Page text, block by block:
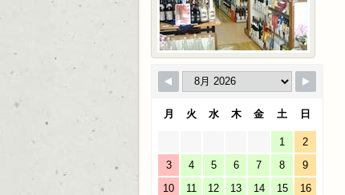
月 火 水 木 金 土 日
1
2
3
4 5 6 7 8
9
10
11 12 13 14 15
16